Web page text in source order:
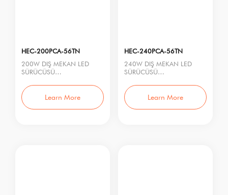
HEC-200PCA-56TN
200W DIŞ MEKAN LED
SÜRÜCÜSÜ
56TN
Nominal Güç: 200W
Giriş Gerili
Learn More
HEC-240PCA-56TN
240W DIŞ MEKAN LED
SÜRÜCÜSÜ
56TN
Nominal Güç: 240W
Giriş Gerili
Learn More